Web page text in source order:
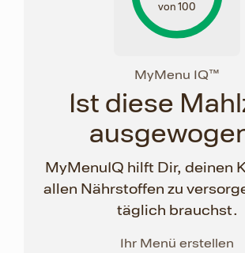
von 100
MyMenu IQ™
Ist diese
MyMenuIQ hilft Dir, deinen
allen Nährstoffen zu
täglich brauchst.
Ihr Menü erstellen